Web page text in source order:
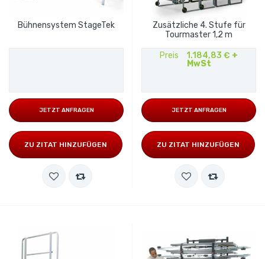
Bühnensystem StageTek
JETZT ANFRAGEN
ZU ZITAT HINZUFÜGEN
Zusätzliche 4. Stufe für
Tourmaster 1,2 m
Preis 1.184,83 € +
MwSt
JETZT ANFRAGEN
ZU ZITAT HINZUFÜGEN